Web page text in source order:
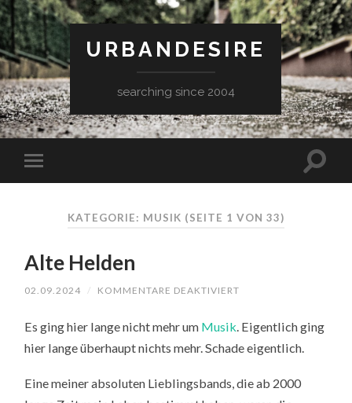
URBANDESIRE
searching since 2004
KATEGORIE: MUSIK (SEITE 1 VON 33)
Alte Helden
02.09.2024 / KOMMENTARE DEAKTIVIERT
Es ging hier lange nicht mehr um Musik. Eigentlich ging
hier lange überhaupt nichts mehr. Schade eigentlich.
Eine meiner absoluten Lieblingsbands, die ab 2000